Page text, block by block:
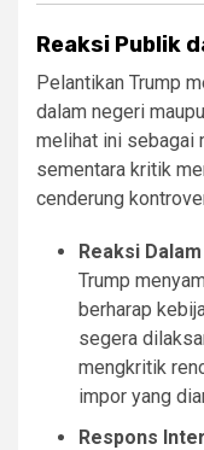
Reaksi Publik
Pelantikan Trump
dalam negeri
melihat ini sebagai
sementara kritik
cenderung
Reaksi
Trump
berharap
segera
mengkritik
impor yang
Respons